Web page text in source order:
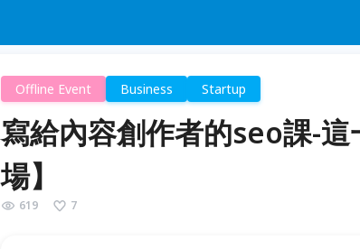
Offline Event Business Startup
寫給內容創作者的seo課-
場】
619 7